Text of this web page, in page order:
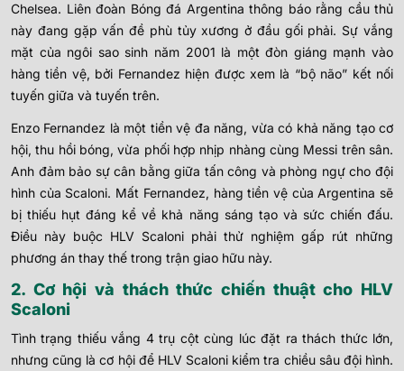
Chelsea. Liên đoàn Bóng đá Argentina thông báo rằng cầu thủ
này đang gặp vấn đề phù tủy xương ở đầu gối phải. Sự vắng
mặt của ngôi sao sinh năm 2001 là một đòn giáng mạnh vào
hàng tiền vệ, bởi Fernandez hiện được xem là “bộ não” kết nối
tuyến giữa và tuyến trên.
Enzo Fernandez là một tiền vệ đa năng, vừa có khả năng tạo cơ
hội, thu hồi bóng, vừa phối hợp nhịp nhàng cùng Messi trên sân.
Anh đảm bảo sự cân bằng giữa tấn công và phòng ngự cho đội
hình của Scaloni. Mất Fernandez, hàng tiền vệ của Argentina sẽ
bị thiếu hụt đáng kể về khả năng sáng tạo và sức chiến đấu.
Điều này buộc HLV Scaloni phải thử nghiệm gấp rút những
phương án thay thế trong trận giao hữu này.
2. Cơ hội và thách thức chiến thuật cho HLV
Scaloni
Tình trạng thiếu vắng 4 trụ cột cùng lúc đặt ra thách thức lớn,
nhưng cũng là cơ hội để HLV Scaloni kiểm tra chiều sâu đội hình.